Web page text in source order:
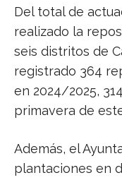
Del total de
realizado la
seis distritos de
registrado 364
en 2024/2025,
primavera de
Además, el
plantaciones en